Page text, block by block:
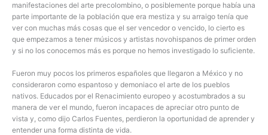
manifestaciones del arte precolombino, o posiblemente porque había una
parte importante de la población que era mestiza y su arraigo tenía que
ver con muchas más cosas que el ser vencedor o vencido, lo cierto es
que empezamos a tener músicos y artistas novohispanos de primer orden
y si no los conocemos más es porque no hemos investigado lo suficiente.
Fueron muy pocos los primeros españoles que llegaron a México y no
consideraron como espantoso y demoniaco el arte de los pueblos
nativos. Educados por el Renacimiento europeo y acostumbrados a su
manera de ver el mundo, fueron incapaces de apreciar otro punto de
vista y, como dijo Carlos Fuentes, perdieron la oportunidad de aprender y
entender una forma distinta de vida.